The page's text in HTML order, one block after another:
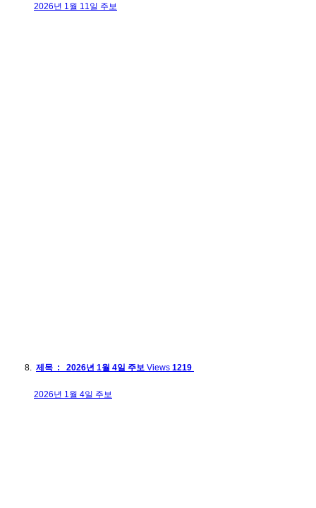
2026년 1월 11일 주보
제목 : 2026년 1월 4일 주보 Views 1219
2026년 1월 4일 주보